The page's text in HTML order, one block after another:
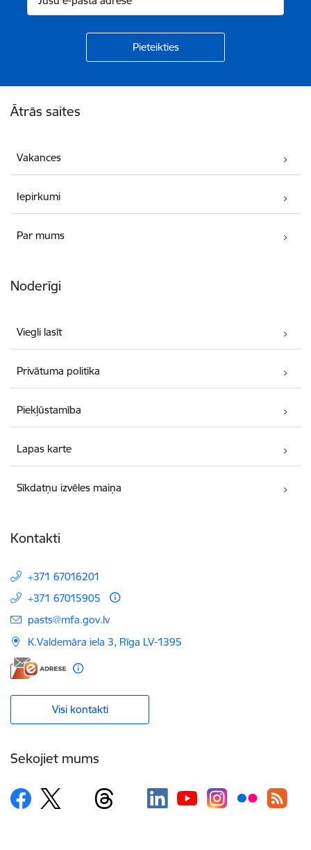
Ātrās saites
Vakances
Iepirkumi
Par mums
Noderīgi
Viegli lasīt
Privātuma politika
Piekļūstamība
Lapas karte
Sīkdatņu izvēles maiņa
Kontakti
+371 67016201
+371 67015905
E-pasts:
pasts@mfa.gov.lv
K.Valdemāra iela 3, Rīga LV-1395
Visi kontakti
Sekojiet mums